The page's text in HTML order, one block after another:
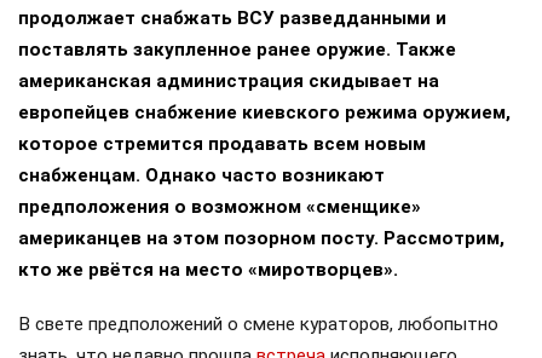
продолжает снабжать ВСУ разведданными и
поставлять закупленное ранее оружие. Также
американская администрация скидывает на
европейцев снабжение киевского режима оружием,
которое стремится продавать всем новым
снабженцам. Однако часто возникают
предположения о возможном «сменщике»
американцев на этом позорном посту. Рассмотрим,
кто же рвётся на место «миротворцев».
В свете предположений о смене кураторов, любопытно